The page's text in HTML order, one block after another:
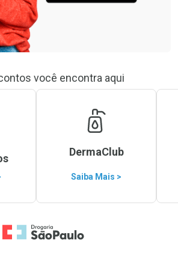
você encontra aqui
DermaClub
Saiba Mais >
Ir para a Home